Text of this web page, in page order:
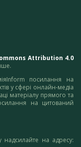
Attribution 4.0
посилання на
у сфері онлайн-медіа
матеріалу прямого та
на цитований
надсилайте на адресу: